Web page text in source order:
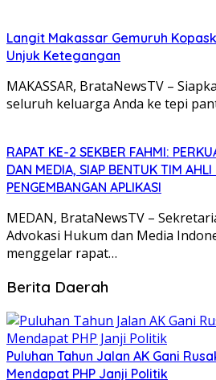
Langit Makassar Gemuruh
Unjuk Ketegangan
MAKASSAR, BrataNewsTV –
seluruh keluarga Anda ke tepi
RAPAT KE-2 SEKBER FAHMI:
DAN MEDIA, SIAP BENTUK TIM AHLI
PENGEMBANGAN APLIKASI
MEDAN, BrataNewsTV –
Advokasi Hukum dan Media
menggelar rapat…
Berita Daerah
Puluhan Tahun Jalan AK Gani
Mendapat PHP Janji Politik